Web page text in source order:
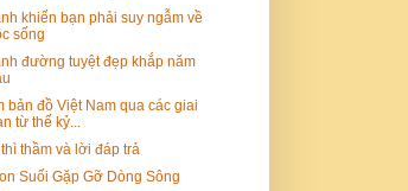
khiến bạn phải suy ngẫm về
sống
đường tuyệt đẹp khắp năm
bản đồ Việt Nam qua các giai
từ thế kỷ...
thầm và lời đáp trả
Suối Gặp Gỡ Dòng Sông